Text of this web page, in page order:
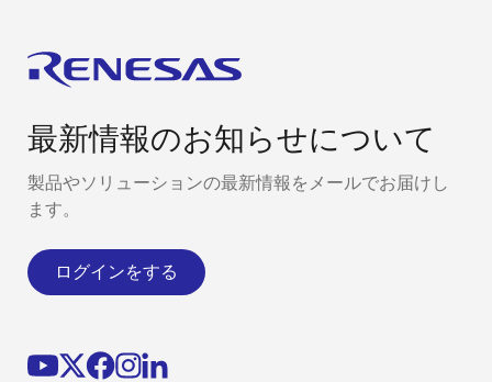
最新情報のお知らせについて
製品やソリューションの最新情報をメールでお届けし
ます。
ログインをする